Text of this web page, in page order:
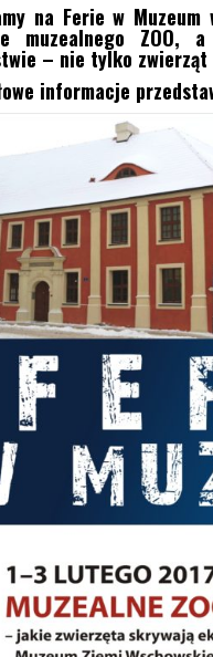
na Ferie w
muzealnego ZOO,
– nie tylko zwierząt
informacje